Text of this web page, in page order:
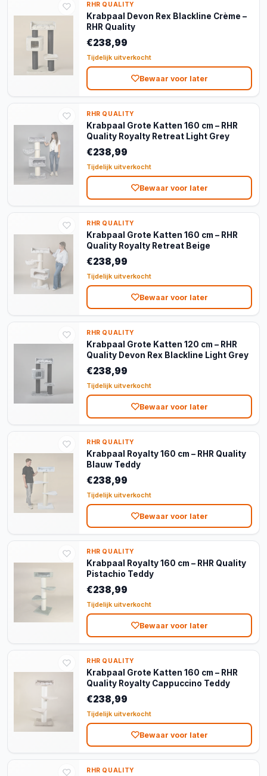
RHR QUALITY
Krabpaal Devon Rex Blackline Crème –
RHR Quality
€238,99
Tijdelijk uitverkocht
Bewaar voor later
RHR QUALITY
Krabpaal Grote Katten 160 cm – RHR
Quality Royalty Retreat Light Grey
€238,99
Tijdelijk uitverkocht
Bewaar voor later
RHR QUALITY
Krabpaal Grote Katten 160 cm – RHR
Quality Royalty Retreat Beige
€238,99
Tijdelijk uitverkocht
Bewaar voor later
RHR QUALITY
Krabpaal Grote Katten 120 cm – RHR
Quality Devon Rex Blackline Light Grey
€238,99
Tijdelijk uitverkocht
Bewaar voor later
RHR QUALITY
Krabpaal Royalty 160 cm – RHR Quality
Blauw Teddy
€238,99
Tijdelijk uitverkocht
Bewaar voor later
RHR QUALITY
Krabpaal Royalty 160 cm – RHR Quality
Pistachio Teddy
€238,99
Tijdelijk uitverkocht
Bewaar voor later
RHR QUALITY
Krabpaal Grote Katten 160 cm – RHR
Quality Royalty Cappuccino Teddy
€238,99
Tijdelijk uitverkocht
Bewaar voor later
RHR QUALITY